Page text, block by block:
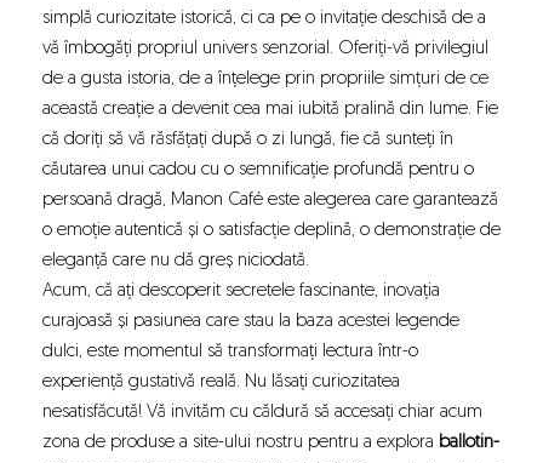
simplă curiozitate istorică, ci ca pe o invitație deschisă de a
vă îmbogăți propriul univers senzorial. Oferiți-vă privilegiul
de a gusta istoria, de a înțelege prin propriile simțuri de ce
această creație a devenit cea mai iubită pralină din lume. Fie
că doriți să vă răsfățați după o zi lungă, fie că sunteți în
căutarea unui cadou cu o semnificație profundă pentru o
persoană dragă, Manon Café este alegerea care garantează
o emoție autentică și o satisfacție deplină, o demonstrație de
eleganță care nu dă greș niciodată.
Acum, că ați descoperit secretele fascinante, inovația
curajoasă și pasiunea care stau la baza acestei legende
dulci, este momentul să transformați lectura într-o
experiență gustativă reală. Nu lăsați curiozitatea
nesatisfăcută! Vă invităm cu căldură să accesați chiar acum
zona de produse a site-ului nostru pentru a explora ballotin-